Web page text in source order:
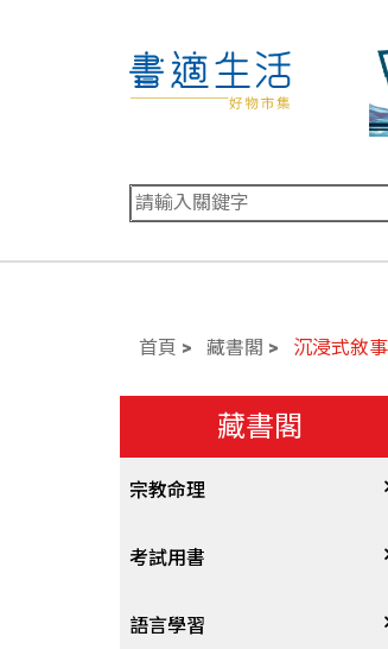
首頁 藏書閣 沉浸式敘
藏書閣
宗教命理
宗教
星象星座命理
考試用書
四技二專大學
語言學習